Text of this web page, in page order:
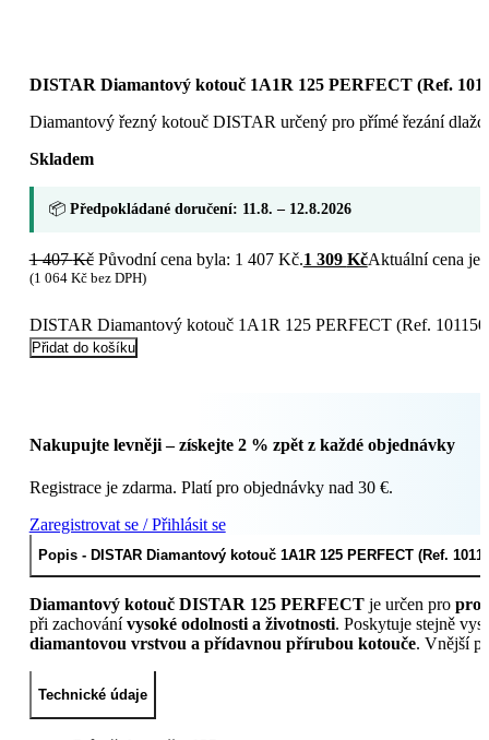
DISTAR Diamantový kotouč 1A1R 125 PERFECT (Ref.
Diamantový řezný kotouč DISTAR určený pro přímé řezání
Skladem
📦 Předpokládané doručení: 11.8. – 12.8.2026
1 407Kč Původní cena byla: 1 407 Kč.1 309 KčAktuální cena
(1 064 Kčbez DPH)
DISTAR Diamantový kotouč 1A1R 125 PERFECT (Ref.
Přidat do košíku
Nakupujte levněji – získejte 2 % zpět z každé objednávky
Registrace je zdarma. Platí pro objednávky nad 30 €.
Zaregistrovat se / Přihlásit se
Popis - DISTAR Diamantový kotouč 1A1R 125 PERFECT (Ref.
Diamantový kotouč DISTAR 125 PERFECTje určen pro pro
při zachovánívysoké odolnosti a životnosti. Poskytuje stejně
diamantovou vrstvou a přídavnou přírubou kotouče. Vnější
Technické údaje